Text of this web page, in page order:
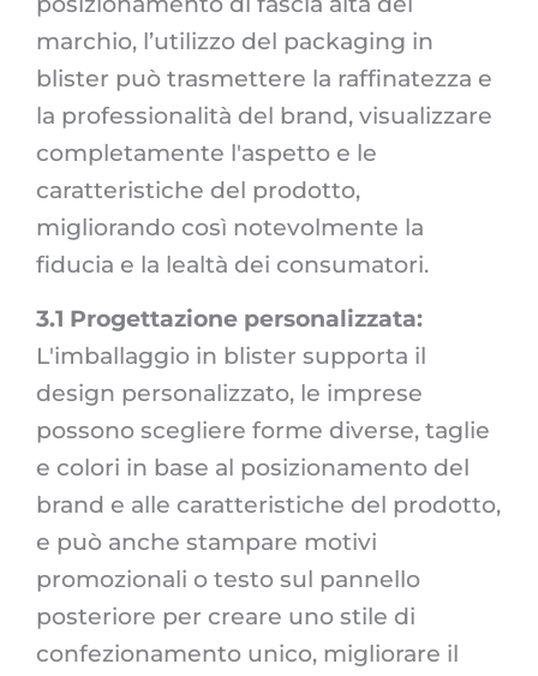
marchio, l’utilizzo del packaging in
blister può trasmettere la raffinatezza e
la professionalità del brand, visualizzare
completamente l'aspetto e le
caratteristiche del prodotto,
migliorando così notevolmente la
fiducia e la lealtà dei consumatori.
3.1 Progettazione personalizzata:
L'imballaggio in blister supporta il
design personalizzato, le imprese
possono scegliere forme diverse, taglie
e colori in base al posizionamento del
brand e alle caratteristiche del prodotto,
e può anche stampare motivi
promozionali o testo sul pannello
posteriore per creare uno stile di
confezionamento unico, migliorare il